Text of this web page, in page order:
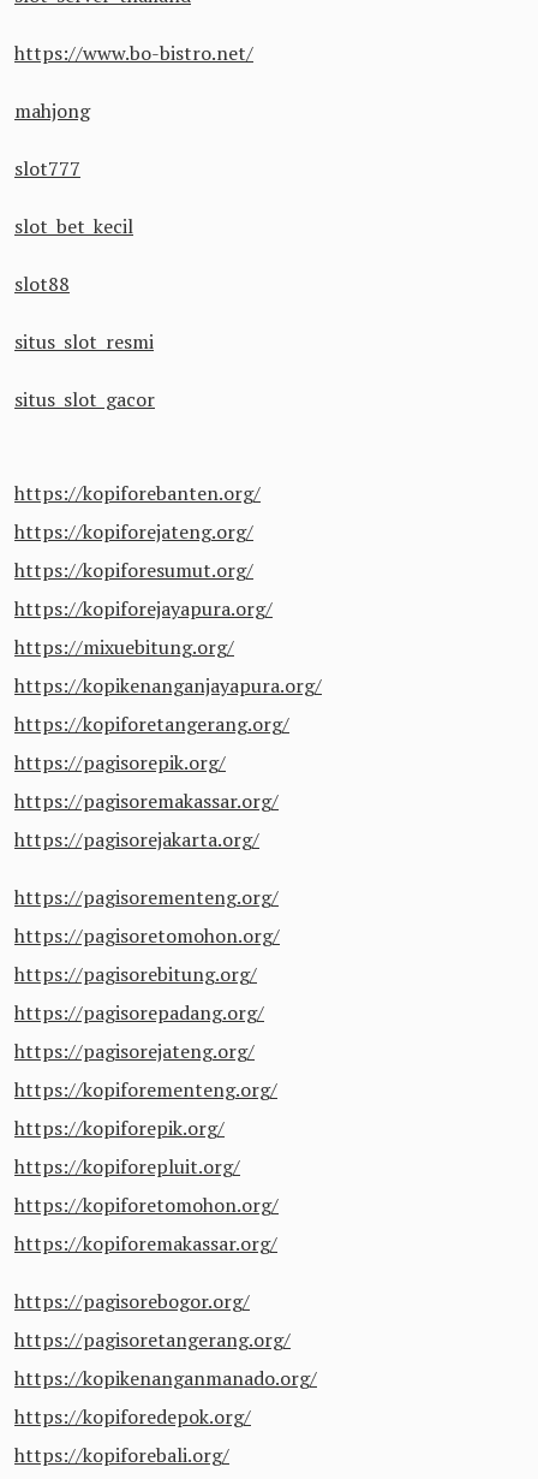
https://www.bo-bistro.net/
mahjong
slot777
slot bet kecil
slot88
situs slot resmi
situs slot gacor
https://kopiforebanten.org/
https://kopiforejateng.org/
https://kopiforesumut.org/
https://kopiforejayapura.org/
https://mixuebitung.org/
https://kopikenanganjayapura.org/
https://kopiforetangerang.org/
https://pagisorepik.org/
https://pagisoremakassar.org/
https://pagisorejakarta.org/
https://pagisorementeng.org/
https://pagisoretomohon.org/
https://pagisorebitung.org/
https://pagisorepadang.org/
https://pagisorejateng.org/
https://kopiforementeng.org/
https://kopiforepik.org/
https://kopiforepluit.org/
https://kopiforetomohon.org/
https://kopiforemakassar.org/
https://pagisorebogor.org/
https://pagisoretangerang.org/
https://kopikenanganmanado.org/
https://kopiforedepok.org/
https://kopiforebali.org/